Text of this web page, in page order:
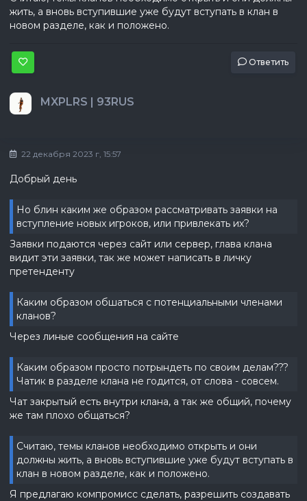
жить, а вновь вступившие уже будут вступать в клан в
новом разделе, как и положено.
Ответить
MXPLRS | 93RUS
22 декабря 2023 г, 15:57
Добрый день
Но блин каким же образом рассматривать заявки на
вступление новых игроков, или привлекать их?
Заявки подаются через сайт или сервер, глава клана
видит эти заявки, так же может написать в личку
претенденту
Каким образом обшаться с потенциальными членами
кланов?
Через линые сообщения на сайте
Каким образом просто потрындеть по своим делам???
Чатик в разделе клана не годится, от слова - совсем.
Чат закрытый есть внутри клана, а так же общий, почему
же там плохо общаться?
Считаю, темы кланов необходимо открыть и они
должны жить, а вновь вступившие уже будут вступать в
клан в новом разделе, как и положено.
Я предлагаю компромисс сделать, разрешить создавать